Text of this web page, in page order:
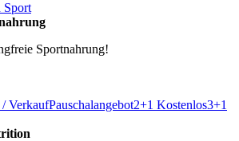
Sport
Sportnahrung!
VerkaufPauschalangebot2+1 Kostenlos3+1